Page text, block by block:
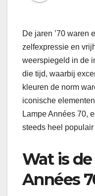
De jaren ’70 waren
zelfexpressie en
weerspiegeld in de
die tijd, waarbij
kleuren de norm
iconische
Lampe Années 70,
steeds heel
Wat is
Années